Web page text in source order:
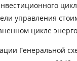
управления
цикле
Генеральной